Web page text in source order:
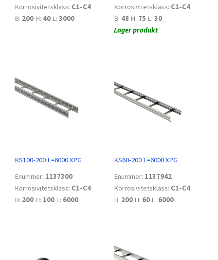
Korrosivitetsklass: C1-C4
B: 200 H: 40 L: 3000
Korrosivitetsklass: C1-C4
B: 48 H: 75 L: 30
Lager produkt
KS100-200 L=6000 XPG
Enummer: 1137300
Korrosivitetsklass: C1-C4
B: 200 H: 100 L: 6000
KS60-200 L=6000 XPG
Enummer: 1137942
Korrosivitetsklass: C1-C4
B: 200 H: 60 L: 6000